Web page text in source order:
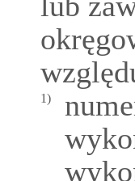
1)